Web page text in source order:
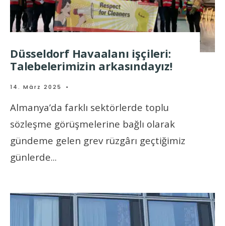
Düsseldorf Havaalanı işçileri:
Talebelerimizin arkasındayız!
14. März 2025 •
Almanya’da farklı sektörlerde toplu
sözleşme görüşmelerine bağlı olarak
gündeme gelen grev rüzgârı geçtiğimiz
günlerde...